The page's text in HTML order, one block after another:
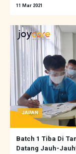
11 Mar 2021
JAPAN
Batch 1 Tiba Di
Datang Jauh-